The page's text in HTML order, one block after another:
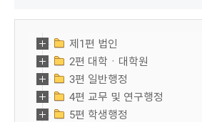
제1편 법인
2편 대학ㆍ대학원
3편 일반행정
4편 교무 및 연구행정
5편 학생행정